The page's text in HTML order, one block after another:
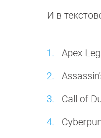
И в
Apex
Call of